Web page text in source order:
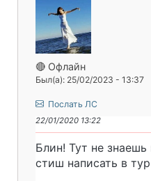
🔴 Офлайн
Был(а): 25/02/2023 - 13:37
Послать ЛС
22/01/2020 13:22
Блин! Тут не
стиш написать в